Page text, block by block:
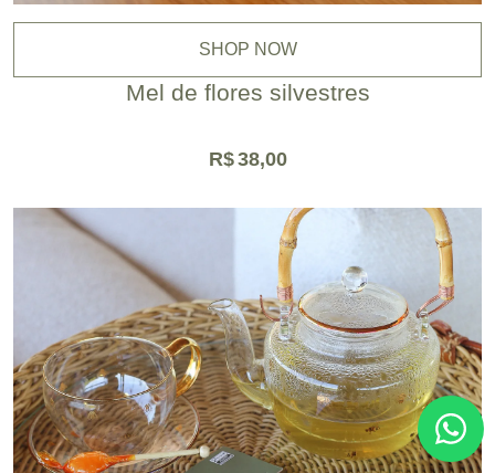
SHOP NOW
Mel de flores silvestres
R$38,00